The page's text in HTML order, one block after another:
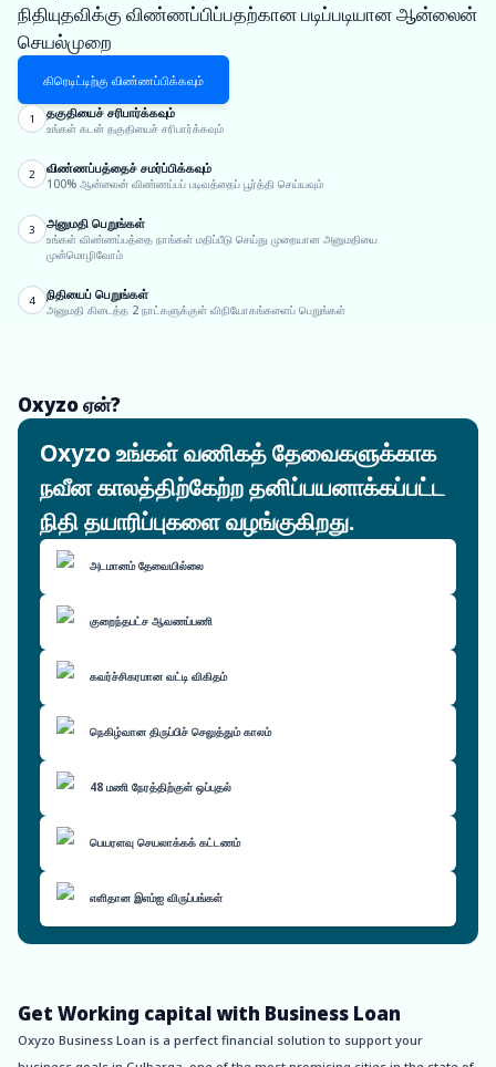
நிதியுதவிக்கு விண்ணப்பிப்பதற்கான படிப்படியான ஆன்லைன்
செயல்முறை
கிரெடிட்டிற்கு விண்ணப்பிக்கவும்
1 தகுதியைச் சரிபார்க்கவும்
உங்கள் கடன் தகுதியைச் சரிபார்க்கவும்
2 விண்ணப்பத்தைச் சமர்ப்பிக்கவும்
100% ஆன்லைன் விண்ணப்பப் படிவத்தைப் பூர்த்தி செய்யவும்
3 அனுமதி பெறுங்கள்
உங்கள் விண்ணப்பத்தை நாங்கள் மதிப்பீடு செய்து முறையான அனுமதியை
முன்மொழிவோம்
4 நிதியைப் பெறுங்கள்
அனுமதி கிடைத்த 2 நாட்களுக்குள் விநியோகங்களைப் பெறுங்கள்
Oxyzo ஏன்?
Oxyzo உங்கள் வணிகத் தேவைகளுக்காக
நவீன காலத்திற்கேற்ற தனிப்பயனாக்கப்பட்ட
நிதி தயாரிப்புகளை வழங்குகிறது.
அடமானம் தேவையில்லை
குறைந்தபட்ச ஆவணப்பணி
கவர்ச்சிகரமான வட்டி விகிதம்
நெகிழ்வான திருப்பிச் செலுத்தும் காலம்
48 மணி நேரத்திற்குள் ஒப்புதல்
பெயரளவு செயலாக்கக் கட்டணம்
எளிதான இஎம்ஐ விருப்பங்கள்
Get Working capital with Business Loan
Oxyzo Business Loan is a perfect financial solution to support your